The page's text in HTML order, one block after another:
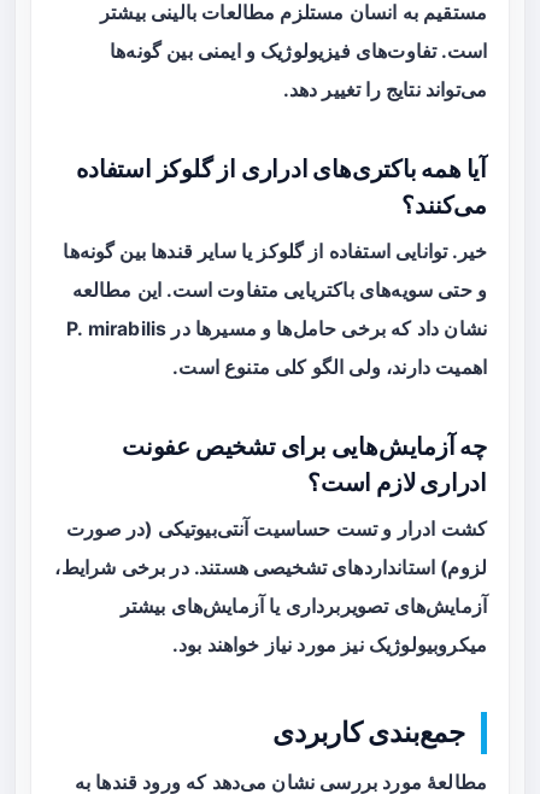
مستقیم به انسان مستلزم مطالعات بالینی بیشتر
است. تفاوت‌های فیزیولوژیک و ایمنی بین گونه‌ها
می‌تواند نتایج را تغییر دهد.
آیا همه باکتری‌های ادراری از گلوکز استفاده
می‌کنند؟
خیر. توانایی استفاده از گلوکز یا سایر قندها بین گونه‌ها
و حتی سویه‌های باکتریایی متفاوت است. این مطالعه
نشان داد که برخی حامل‌ها و مسیرها در P. mirabilis
اهمیت دارند، ولی الگو کلی متنوع است.
چه آزمایش‌هایی برای تشخیص عفونت
ادراری لازم است؟
کشت ادرار و تست حساسیت آنتی‌بیوتیکی (در صورت
لزوم) استانداردهای تشخیصی هستند. در برخی شرایط،
آزمایش‌های تصویربرداری یا آزمایش‌های بیشتر
میکروبیولوژیک نیز مورد نیاز خواهند بود.
جمع‌بندی کاربردی
مطالعهٔ مورد بررسی نشان می‌دهد که ورود قندها به